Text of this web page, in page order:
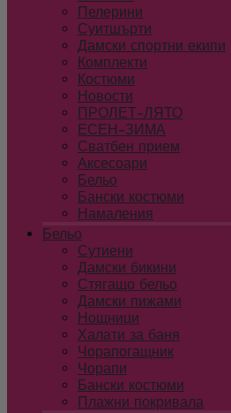
Пелерини
Суитшърти
Дамски спортни екипи
Комплекти
Костюми
Новости
ПРОЛЕТ-ЛЯТО
ЕСЕН-ЗИМА
Сватбен прием
Аксесоари
Бельо
Бански костюми
Намаления
Бельо
Сутиени
Дамски бикини
Стягащо бельо
Дамски пижами
Нощници
Халати за баня
Чорапогащник
Чорапи
Бански костюми
Плажни покривала